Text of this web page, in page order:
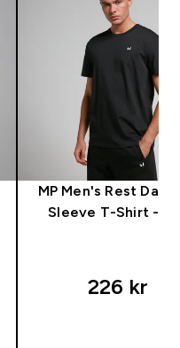
MP Men's Rest Day
Sleeve T-Shirt -
226 kr‎